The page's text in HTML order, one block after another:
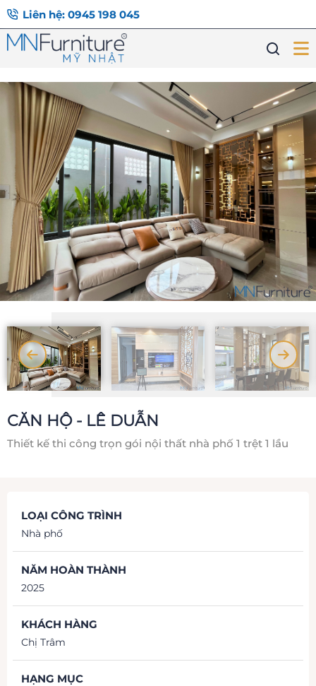
Liên hệ: 0945 198 045
CĂN HỘ - LÊ DUẪN
Thiết kế thi công trọn gói nội thất nhà phố 1 trệt 1 lầu
LOẠI CÔNG TRÌNH
Nhà phố
NĂM HOÀN THÀNH
2025
KHÁCH HÀNG
Chị Trâm
HẠNG MỤC